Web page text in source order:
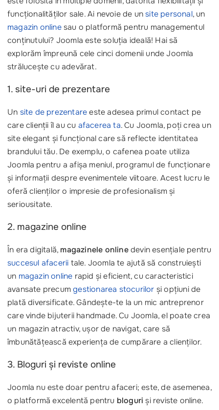
funcționalităților sale. Ai nevoie de unsite personal, un
magazin onlinesau o platformă pentru managementul
conținutului? Joomla este soluția ideală! Hai să
explorăm împreună cele cinci domenii unde Joomla
strălucește cu adevărat.
1. site-uri de prezentare
Un site de prezentareeste adesea primul contact pe
care clienții îl au cu afacerea ta. Cu Joomla, poți crea un
site elegant și funcțional care să reflecte identitatea
brandului tău. De exemplu, o cafenea poate utiliza
Joomla pentru a afișa meniul, programul de funcționare
și informații despre evenimentele viitoare. Acest lucru le
oferă clienților o impresie de profesionalism și
seriousitate.
2. magazine online
În era digitală, magazinele onlinedevin esențiale pentru
succesul afacerii tale. Joomla te ajută să construiești
un magazin online rapid și eficient, cu caracteristici
avansate precumgestionarea stocurilor și opțiuni de
plată diversificate. Gândește-te la un mic antreprenor
care vinde bijuterii handmade. Cu Joomla, el poate crea
un magazin atractiv, ușor de navigat, care să
îmbunătățească experiența de cumpărare a clienților.
3. Bloguri și reviste online
Joomla nu este doar pentru afaceri; este, de asemenea,
o platformă excelentă pentru bloguri și reviste online.